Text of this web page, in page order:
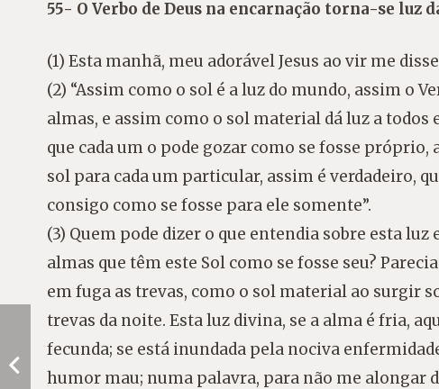
55- O Verbo de Deus na encarnação torna-se luz
(1) Esta manhã, meu adorável Jesus ao vir me
(2) “Assim como o sol é a luz do mundo, assim o
almas, e assim como o sol material dá luz a
que cada um o pode gozar como se fosse próprio,
sol para cada um particular, assim é verdadeiro,
consigo como se fosse para ele somente”.
(3) Quem pode dizer o que entendia sobre esta
almas que têm este Sol como se fosse seu?
em fuga as trevas, como o sol material ao surgir
trevas da noite. Esta luz divina, se a alma é fria,
fecunda; se está inundada pela nociva
humor mau; numa palavra, para não me alongar